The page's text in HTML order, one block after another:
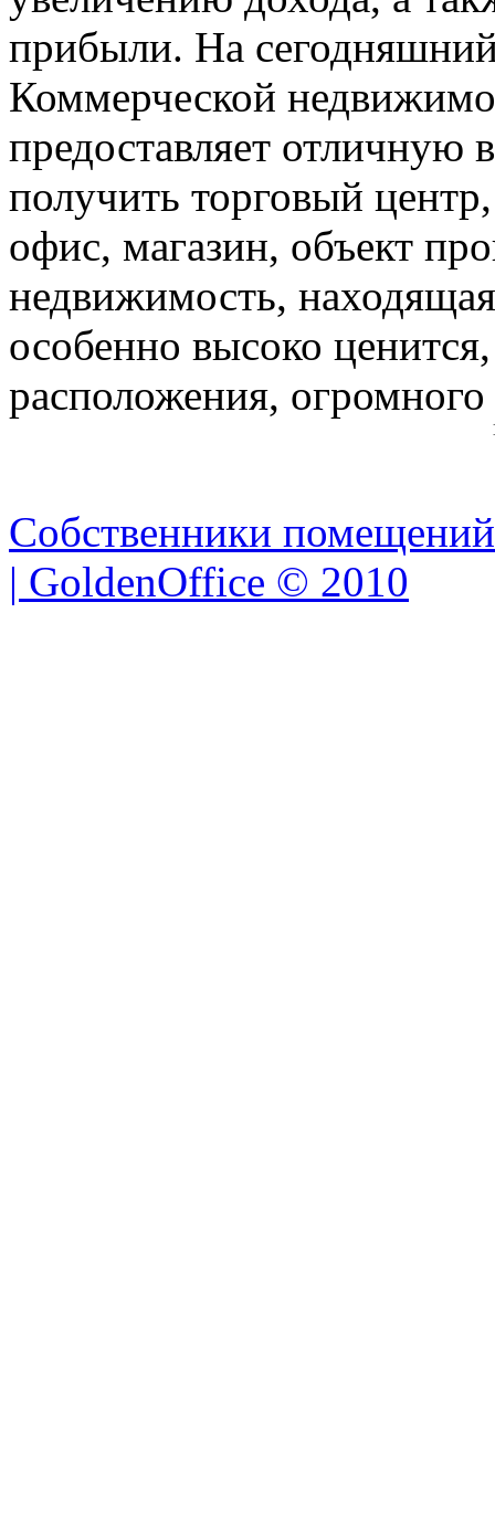
прибыли. На
Коммерческой
предоставляет отличную
получить торговый
офис, магазин, объект
недвижимость,
особенно высоко
расположения,
Собственники
| GoldenOffice © 2010